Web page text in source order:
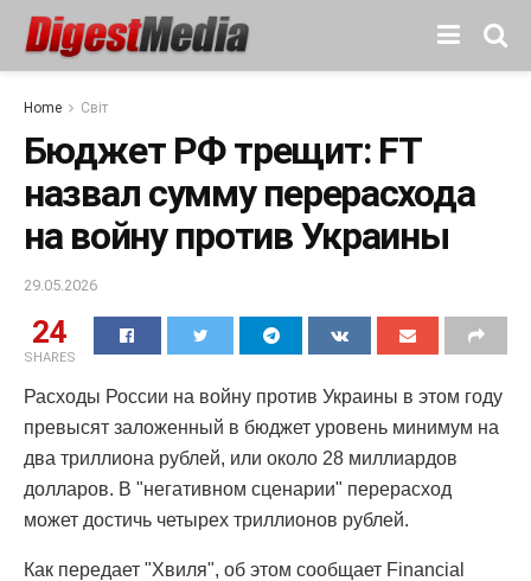
Home Світ
Бюджет РФ трещит: FT
назвал сумму перерасхода
на войну против Украины
29.05.2026
24
SHARES
Расходы России на войну против Украины в этом году
превысят заложенный в бюджет уровень минимум на
два триллиона рублей, или около 28 миллиардов
долларов. В "негативном сценарии" перерасход
может достичь четырех триллионов рублей.
Как передает "Хвиля", об этом сообщает Financial